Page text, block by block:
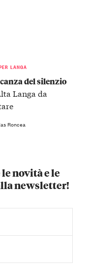
LANGA
del silenzio
Langa da
Roncea
novità e le
newsletter!